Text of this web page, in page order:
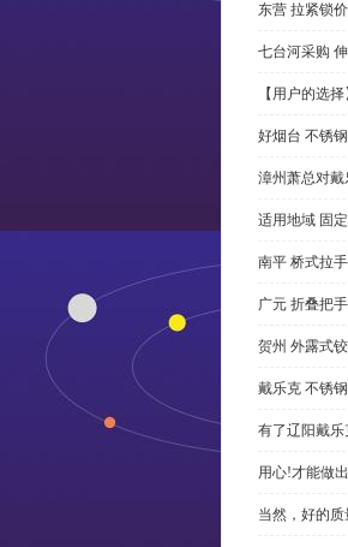
东营 拉紧锁
七台河采购
【用户的选
好烟台 不锈
漳州萧总对
适用地域 固
南平 桥式拉
广元 折叠把
贺州 外露式
戴乐克 不锈
有了辽阳戴
用心!才能做
当然，好的